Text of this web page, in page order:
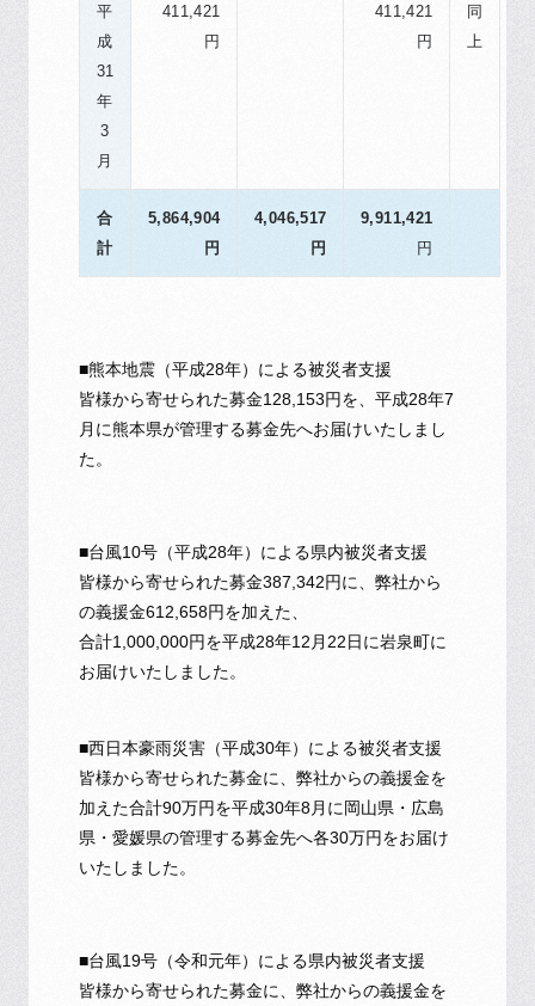
平
成
31
年
3
月
411,421
円
411,421
円
同
上
合
計
5,864,904
円
4,046,517
円
9,911,421
円
■熊本地震（平成28年）による被災者支援
皆様から寄せられた募金128,153円を、平成28年7
月に熊本県が管理する募金先へお届けいたしまし
た。
■台風10号（平成28年）による県内被災者支援
皆様から寄せられた募金387,342円に、弊社から
の義援金612,658円を加えた、
合計1,000,000円を平成28年12月22日に岩泉町に
お届けいたしました。
■西日本豪雨災害（平成30年）による被災者支援
皆様から寄せられた募金に、弊社からの義援金を
加えた合計90万円を平成30年8月に岡山県・広島
県・愛媛県の管理する募金先へ各30万円をお届け
いたしました。
■台風19号（令和元年）による県内被災者支援
皆様から寄せられた募金に、弊社からの義援金を